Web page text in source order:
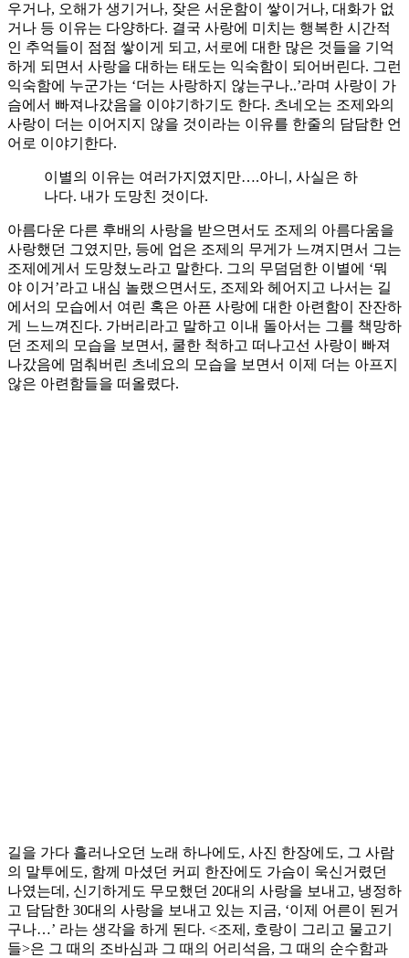
우거나, 오해가 생기거나, 잦은 서운함이 쌓이거나, 대화가 없
거나 등 이유는 다양하다. 결국 사랑에 미치는 행복한 시간적
인 추억들이 점점 쌓이게 되고, 서로에 대한 많은 것들을 기억
하게 되면서 사랑을 대하는 태도는 익숙함이 되어버린다. 그런
익숙함에 누군가는 ‘더는 사랑하지 않는구나..’라며 사랑이 가
슴에서 빠져나갔음을 이야기하기도 한다. 츠네오는 조제와의
사랑이 더는 이어지지 않을 것이라는 이유를 한줄의 담담한 언
어로 이야기한다.
이별의 이유는 여러가지였지만….아니, 사실은 하
나다. 내가 도망친 것이다.
아름다운 다른 후배의 사랑을 받으면서도 조제의 아름다움을
사랑했던 그였지만, 등에 업은 조제의 무게가 느껴지면서 그는
조제에게서 도망쳤노라고 말한다. 그의 무덤덤한 이별에 ‘뭐
야 이거’라고 내심 놀랬으면서도, 조제와 헤어지고 나서는 길
에서의 모습에서 여린 혹은 아픈 사랑에 대한 아련함이 잔잔하
게 느느껴진다. 가버리라고 말하고 이내 돌아서는 그를 책망하
던 조제의 모습을 보면서, 쿨한 척하고 떠나고선 사랑이 빠져
나갔음에 멈춰버린 츠네요의 모습을 보면서 이제 더는 아프지
않은 아련함들을 떠올렸다.
길을 가다 흘러나오던 노래 하나에도, 사진 한장에도, 그 사람
의 말투에도, 함께 마셨던 커피 한잔에도 가슴이 욱신거렸던
나였는데, 신기하게도 무모했던 20대의 사랑을 보내고, 냉정하
고 담담한 30대의 사랑을 보내고 있는 지금, ‘이제 어른이 된거
구나…’ 라는 생각을 하게 된다. <조제, 호랑이 그리고 물고기
들>은 그 때의 조바심과 그 때의 어리석음, 그 때의 순수함과